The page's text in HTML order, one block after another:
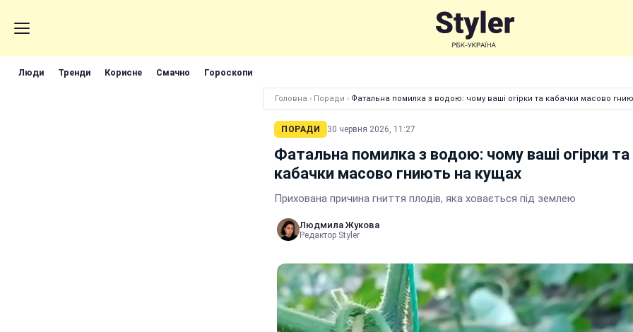
Люди Тренди Корисне Смачно Гороскопи
Головна › Поради › Фатальна помилка з водою: чому ваші огірки та кабачки масово
ПОРАДИ 30 червня 2026, 11:27
Фатальна помилка з водою: чому ваші огірки та
кабачки масово гниють на кущах
Прихована причина гниття плодів, яка ховається під землею
Людмила Жукова
Редактор Styler